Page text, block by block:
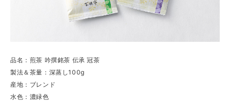
品名：煎茶 吟撰銘茶 伝承 冠茶
製法＆茶量：深蒸し100g
産地：ブレンド
水色：濃緑色